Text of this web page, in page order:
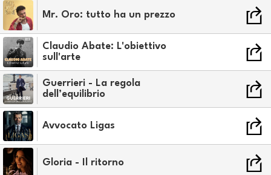
Mr. Oro: tutto ha un prezzo
Claudio Abate: L'obiettivo
sull'arte
Guerrieri - La regola
dell’equilibrio
Avvocato Ligas
Gloria - Il ritorno